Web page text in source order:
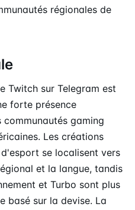
régionales de
Twitch sur Telegram est
forte présence
gaming
Les créations
se localisent vers
et la langue, tandis
et Turbo sont plus
basé sur la devise. La